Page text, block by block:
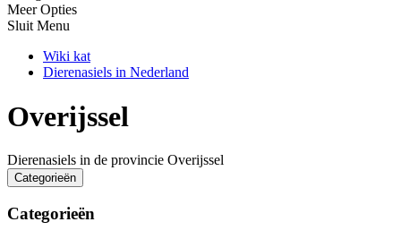
Meer Opties
Sluit Menu
Wiki kat
Dierenasiels in Nederland
Overijssel
Dierenasiels in de provincie Overijssel
Categorieën
Categorieën